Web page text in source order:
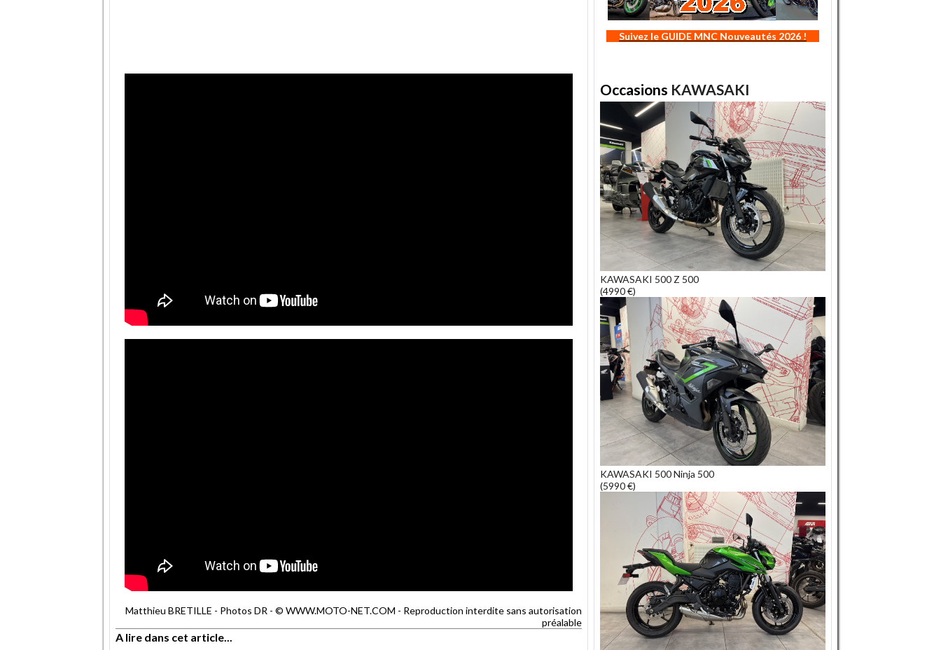
Matthieu BRETILLE - Photos DR - © WWW.MOTO-NET.COM - Reproduction interdite sans autorisation
préalable
A lire dans cet article...
Suivez le GUIDE MNC Nouveautés 2026 !
Occasions KAWASAKI
KAWASAKI 500 Z 500
(4990 €)
KAWASAKI 500 Ninja 500
(5990 €)